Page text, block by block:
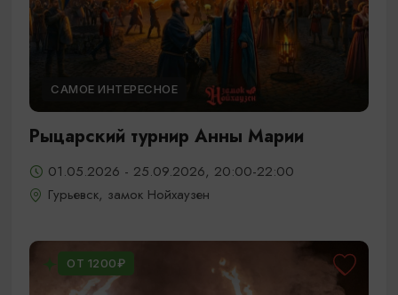
САМОЕ ИНТЕРЕСНОЕ
Рыцарский турнир Анны Марии
01.05.2026 - 25.09.2026, 20:00-22:00
Гурьевск, замок Нойхаузен
ОТ 1200₽